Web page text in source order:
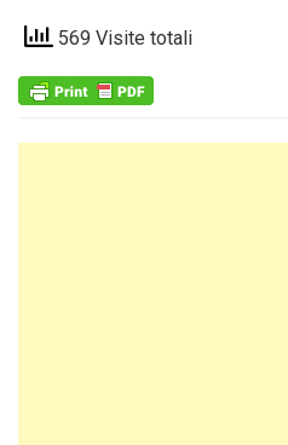
569 Visite totali